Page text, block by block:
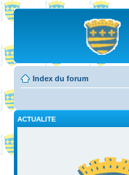
Index du forum
ACTUALITE